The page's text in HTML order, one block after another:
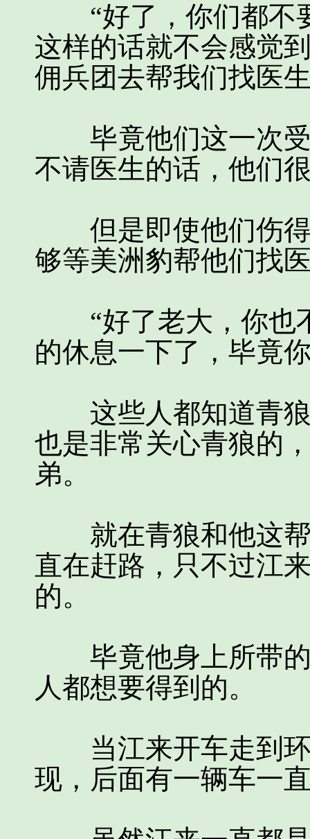
“好了，你们都不
这样的话就不会感觉
佣兵团去帮我们找医
毕竟他们这一次受
不请医生的话，他们
但是即使他们伤得
够等美洲豹帮他们找
“好了老大，你也
的休息一下了，毕竟
这些人都知道青狼
也是非常关心青狼的
弟。
就在青狼和他这帮
直在赶路，只不过江
的。
毕竟他身上所带的
人都想要得到的。
当江来开车走到环
现，后面有一辆车一